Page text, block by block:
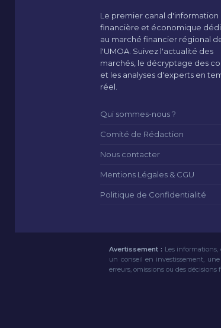
Le premier canal d'information
financière et économique
au marché financier régional
l'UMOA. Suivez l'actualité des
marchés, le décryptage des
et les analyses d'experts en
réel.
Qui sommes-nous ?
Comité de Rédaction
Nous contacter
Mentions Légales & CGU
Politique de Confidentialité
Avertissement : Les
un conseil en investissement,
erreurs, omissions ou des